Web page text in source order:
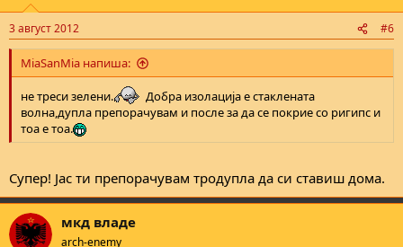
s
:
3 август 2012 #6
MiaSanMia напиша:
не треси зелени.
Добра изолација е стаклената
волна,дупла препорачувам и после за да се покрие со ригипс и
тоа е тоа.
Супер! Јас ти препорачувам тродупла да си ставиш дома.
мкд владе
arch-enemy